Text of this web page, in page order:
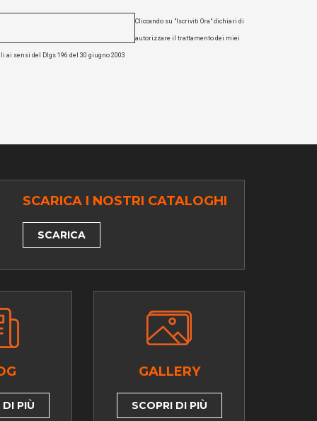
Cliccando su "Iscriviti Ora" dichiari di
autorizzare il trattamento dei miei
ai sensi del Dlgs 196 del 30 giugno 2003
SCARICA I NOSTRI CATALOGHI
SCARICA
DI PIÙ
GALLERY
SCOPRI DI PIÙ